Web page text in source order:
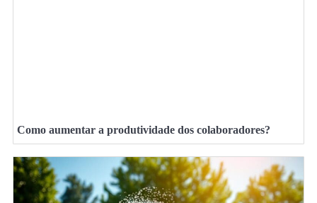
Como aumentar a produtividade dos colaboradores?